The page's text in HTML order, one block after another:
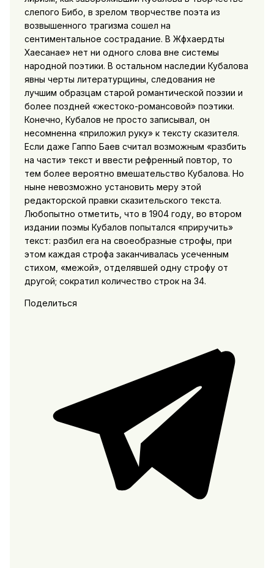
слепого Бибо, в зрелом творчестве поэта из
возвышенного трагизма сошел на
сентиментальное сострадание. В Жфхаердты
Хаесанае» нет ни одного слова вне системы
народной поэтики. В остальном наследии Кубалова
явны черты литературщины, следования не
лучшим образцам старой романтической поэзии и
более поздней «жестоко-романсовой» поэтики.
Конечно, Кубалов не просто записывал, он
несомненна «приложил руку» к тексту сказителя.
Если даже Гаппо Баев считал возможным «разбить
на части» текст и ввести рефренный повтор, то
тем более вероятно вмешательство Кубалова. Но
ныне невозможно установить меру этой
редакторской правки сказительского текста.
Любопытно отметить, что в 1904 году, во втором
издании поэмы Кубалов попытался «приручить»
текст: разбил era на своеобразные строфы, при
этом каждая строфа заканчивалась усеченным
стихом, «межой», отделявшей одну строфу от
другой; сократил количество строк на 34.
Поделиться